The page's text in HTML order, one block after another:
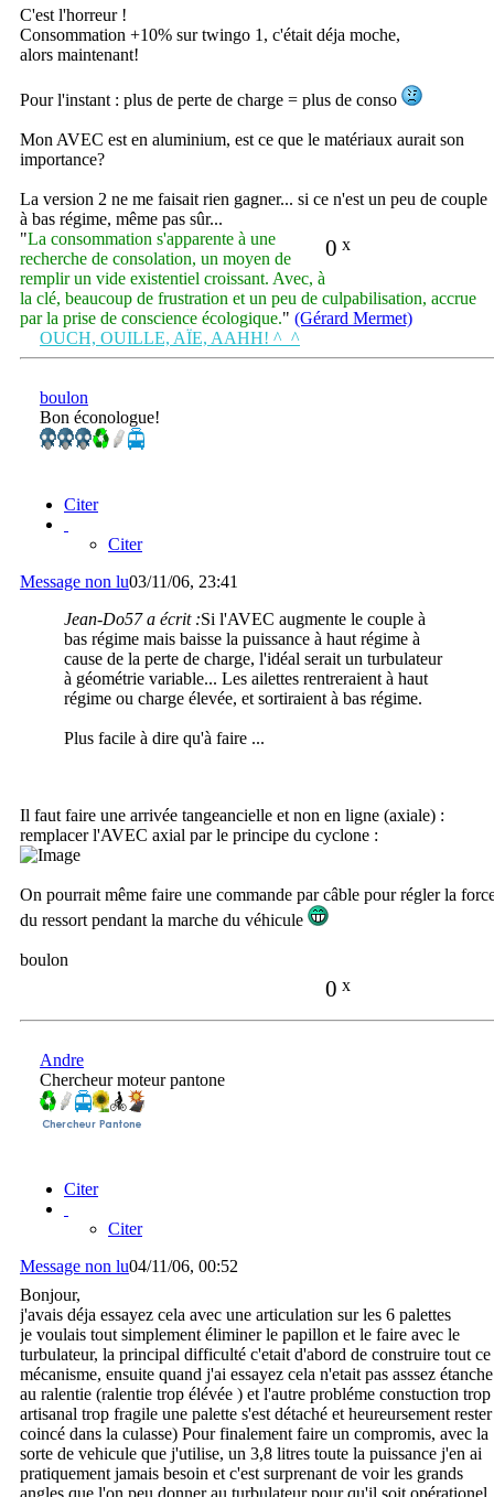
C'est l'horreur !
Consommation +10% sur twingo 1, c'était déja moche,
alors maintenant!
Pour l'instant : plus de perte de charge = plus de conso
Mon AVEC est en aluminium, est ce que le matériaux aurait son
importance?
La version 2 ne me faisait rien gagner... si ce n'est un peu de couple
à bas régime, même pas sûr...
0 x
"La consommation s'apparente à une
recherche de consolation, un moyen de
remplir un vide existentiel croissant. Avec, à
la clé, beaucoup de frustration et un peu de culpabilisation, accrue
par la prise de conscience écologique." (Gérard Mermet)
OUCH, OUILLE, AÏE, AAHH! ^_^
boulon
Bon éconologue!
Citer
Citer
Message non lu03/11/06, 23:41
Jean-Do57 a écrit :Si l'AVEC augmente le couple à
bas régime mais baisse la puissance à haut régime à
cause de la perte de charge, l'idéal serait un turbulateur
à géométrie variable... Les ailettes rentreraient à haut
régime ou charge élevée, et sortiraient à bas régime.
Plus facile à dire qu'à faire ...
Il faut faire une arrivée tangeancielle et non en ligne (axiale) :
remplacer l'AVEC axial par le principe du cyclone :
On pourrait même faire une commande par câble pour régler la
du ressort pendant la marche du véhicule
boulon
0 x
Andre
Chercheur moteur pantone
Citer
Citer
Message non lu04/11/06, 00:52
Bonjour,
j'avais déja essayez cela avec une articulation sur les 6 palettes
je voulais tout simplement éliminer le papillon et le faire avec le
turbulateur, la principal difficulté c'etait d'abord de construire tout ce
mécanisme, ensuite quand j'ai essayez cela n'etait pas asssez étanche
au ralentie (ralentie trop élévée ) et l'autre probléme constuction trop
artisanal trop fragile une palette s'est détaché et heureursement rester
coincé dans la culasse) Pour finalement faire un compromis, avec la
sorte de vehicule que j'utilise, un 3,8 litres toute la puissance j'en ai
pratiquement jamais besoin et c'est surprenant de voir les grands
angles que l'on peu donner au turbulateur pour qu'il soit opérationel